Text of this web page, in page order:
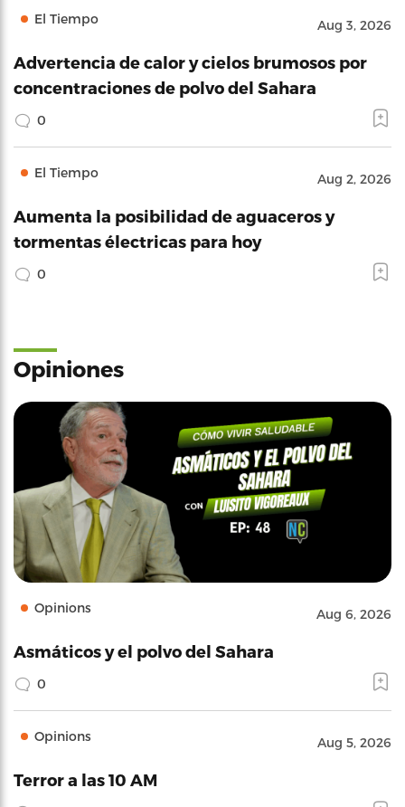
El Tiempo Aug 3, 2026
Advertencia de calor y cielos brumosos por
concentraciones de polvo del Sahara
0
El Tiempo Aug 2, 2026
Aumenta la posibilidad de aguaceros y
tormentas électricas para hoy
0
Opiniones
Opinions Aug 6, 2026
Asmáticos y el polvo del Sahara
0
Opinions Aug 5, 2026
Terror a las 10 AM